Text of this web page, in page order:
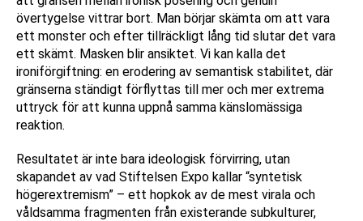
övertygelse vittrar bort. Man börjar skämta om att vara
ett monster och efter tillräckligt lång tid slutar det vara
ett skämt. Masken blir ansiktet. Vi kan kalla det
ironiförgiftning: en erodering av semantisk stabilitet, där
gränserna ständigt förflyttas till mer och mer extrema
uttryck för att kunna uppnå samma känslomässiga
reaktion.
Resultatet är inte bara ideologisk förvirring, utan
skapandet av vad Stiftelsen Expo kallar “syntetisk
högerextremism” – ett hopkok av de mest virala och
våldsamma fragmenten från existerande subkulturer,